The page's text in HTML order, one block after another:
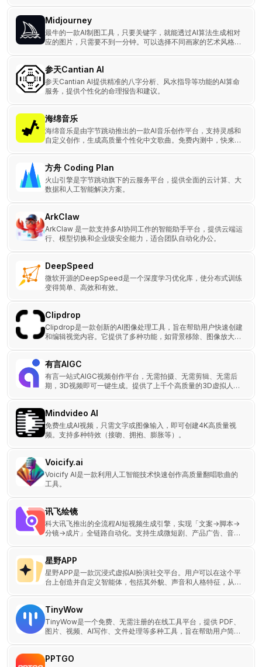
Midjourney
最牛的一款AI制图工具，只要关键字，就能透过AI算法生成相对
应的图片，只需要不到一分钟。可以选择不同画家的艺术风格，
参天Cantian AI
参天Cantian AI提供精准的八字分析、风水指导等功能的AI算命
服务，提供个性化的命理报告和建议。
海绵音乐
海绵音乐是由字节跳动推出的一款AI音乐创作平台，支持灵感和
自定义创作，生成高质量个性化中文歌曲。免费内测中，快来体
方舟 Coding Plan
火山引擎是字节跳动旗下的云服务平台，提供全面的云计算、大
数据和人工智能解决方案。
ArkClaw
ArkClaw 是一款支持多AI协同工作的智能助手平台，提供云端运
行、模型切换和企业级安全能力，适合团队自动化办公。
DeepSpeed
微软开源的DeepSpeed是一个深度学习优化库，使分布式训练
变得简单、高效和有效。
Clipdrop
Clipdrop是一款创新的AI图像处理工具，旨在帮助用户快速创建
和编辑视觉内容。它提供了多种功能，如背景移除、图像放大、
有言AIGC
有言一站式AIGC视频创作平台，无需拍摄、无需剪辑、无需后
期，3D视频即可一键生成。提供了上千个高质量的3D虚拟人角
Mindvideo AI
免费生成AI视频，只需文字或图像输入，即可创建4K高质量视
频。支持多种特效（接吻、拥抱、膨胀等）。
Voicify.ai
Voicify AI是一款利用人工智能技术快速创作高质量翻唱歌曲的
工具。
讯飞绘镜
科大讯飞推出的全流程AI短视频生成引擎，实现「文案→脚本→
分镜→成片」全链路自动化。支持生成微短剧、产品广告、音乐
星野APP
星野APP是一款沉浸式虚拟AI扮演社交平台。用户可以在这个平
台上创造并自定义智能体，包括其外貌、声音和人格特征，从而
TinyWow
TinyWow是一个免费、无需注册的在线工具平台，提供 PDF、
图片、视频、AI写作、文件处理等多种工具，旨在帮助用户简化
PPTGO